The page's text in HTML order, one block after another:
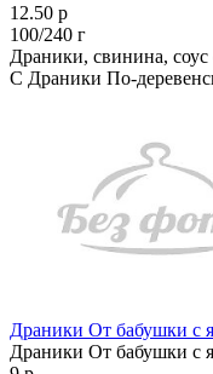
12.50 р
100/240 г
Драники, свинина,
С Драники По-
Драники От бабушки с
Драники От бабушки с